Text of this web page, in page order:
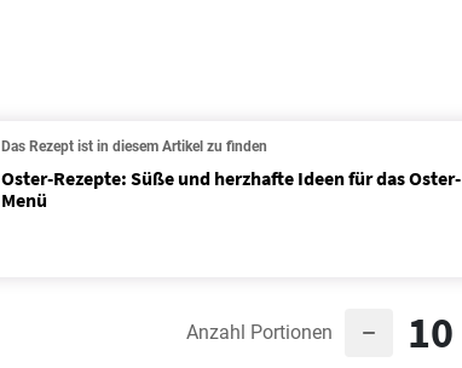
Das Rezept ist in diesem Artikel zu finden
Oster-Rezepte: Süße und herzhafte Ideen für das Oster-
Menü
Anzahl Portionen 10